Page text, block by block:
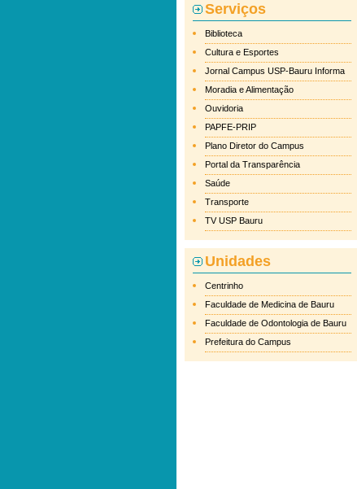
Serviços
Biblioteca
Cultura e Esportes
Jornal Campus USP-Bauru Informa
Moradia e Alimentação
Ouvidoria
PAPFE-PRIP
Plano Diretor do Campus
Portal da Transparência
Saúde
Transporte
TV USP Bauru
Unidades
Centrinho
Faculdade de Medicina de Bauru
Faculdade de Odontologia de Bauru
Prefeitura do Campus